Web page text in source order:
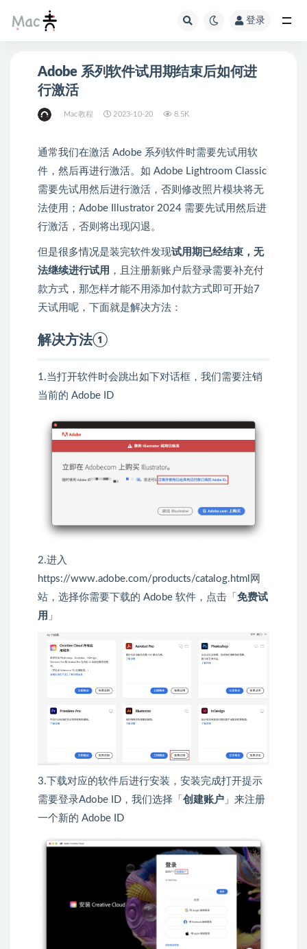
登录
Adobe 系列软件试用期结束后如何进
行激活
Mac教程 2023-10-20 8.5K
通常我们在激活 Adobe 系列软件时需要先试用软
件，然后再进行激活。如 Adobe Lightroom Classic
需要先试用然后进行激活，否则修改照片模块将无
法使用；Adobe Illustrator 2024 需要先试用然后进
行激活，否则将出现闪退。
但是很多情况是装完软件发现试用期已经结束，无
法继续进行试用 ，且注册新账户后登录需要补充付
款方式，那怎样才能不用添加付款方式即可开始7
天试用呢，下面就是解决方法：
解决方法①
1.当打开软件时会跳出如下对话框，我们需要注销
当前的 Adobe ID
2.进入
https://www.adobe.com/products/catalog.html网
站，选择你需要下载的 Adobe 软件，点击「 免费试
用 」
3.下载对应的软件后进行安装，安装完成打开提示
需要登录Adobe ID，我们选择「 创建账户 」来注册
一个新的 Adobe ID